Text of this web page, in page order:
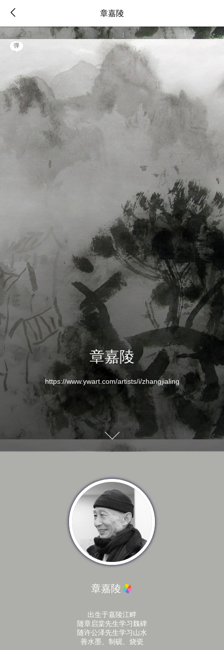
章嘉陵
弹
章嘉陵
https://www.ywart.com/artists/i/zhangjialing
章嘉陵
出生于嘉陵江畔
随章启棠先生学习魏碑
随许公泽先生学习山水
善水墨、制砚、烧瓷